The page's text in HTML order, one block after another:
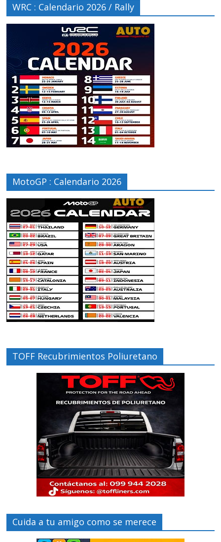
WRC : Calendario 2026 / Rally
MotoGP : Calendario 2026
TOFF Recubrimientos Poliuretano
Cuida a tu amigo como se merece